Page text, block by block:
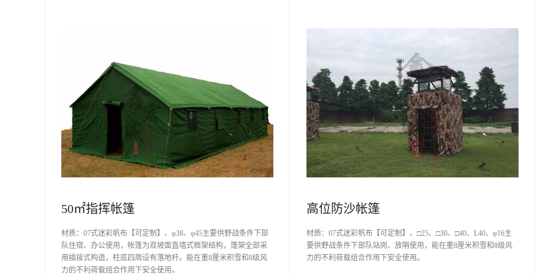
50㎡指挥帐篷
材质：07式迷彩帆布【可定制】、φ38、φ45主要供野战条件下部
队住宿、办公使用，帐篷为双坡面直墙式框架结构，篷架全部采
用插接式构造，柱底四周设有落地杆。能在重8厘米积雪和8级风
力的不利荷载组合作用下安全使用。
高位防沙帐篷
材质：07式迷彩帆布【可定制】、□25、□30、□40、L40、φ16主
要供野战条件下部队站岗、放哨使用，能在重8厘米积雪和8级风
力的不利荷载组合作用下安全使用。